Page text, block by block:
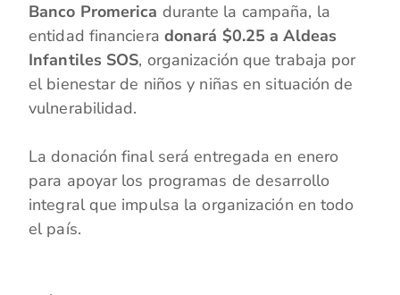
Banco Promerica durante la campaña, la
entidad financiera donará $0.25 a Aldeas
Infantiles SOS, organización que trabaja por
el bienestar de niños y niñas en situación de
vulnerabilidad.
La donación final será entregada en enero
para apoyar los programas de desarrollo
integral que impulsa la organización en todo
el país.